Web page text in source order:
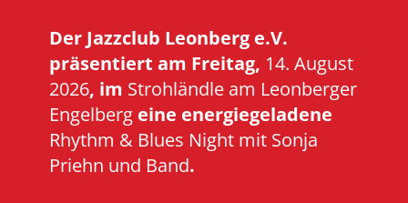
Der Jazzclub Leonberg e.V.
präsentiert am Freitag, 14. August
2026, im Strohländle am Leonberger
Engelberg eine energiegeladene
Rhythm & Blues Night mit Sonja
Priehn und Band.